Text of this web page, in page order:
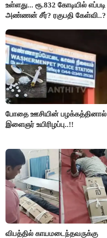
உள்ளது... ரூ.832 கோடியில் எப்படி
அண்ணன் சீர்? ரகுபதி கேள்வி..?
போதை ஊசியின் பழக்கத்தினால்
இளைஞர் உயிரிழப்பு..!!
விபத்தில் காயமடைந்தவருக்கு